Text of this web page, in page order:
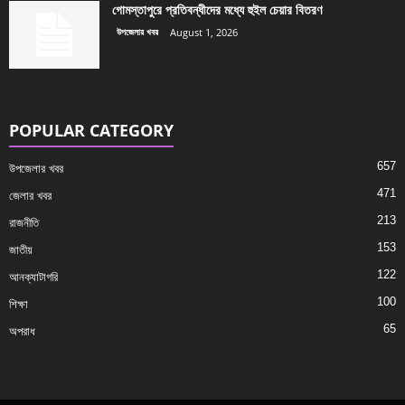
গোমস্তাপুরে প্রতিবন্ধীদের মধ্যে হুইল চেয়ার বিতরণ
উপজেলার খবর August 1, 2026
POPULAR CATEGORY
উপজেলার খবর 657
জেলার খবর 471
রাজনীতি 213
জাতীয় 153
আনক্যাটাগরি 122
শিক্ষা 100
অপরাধ 65